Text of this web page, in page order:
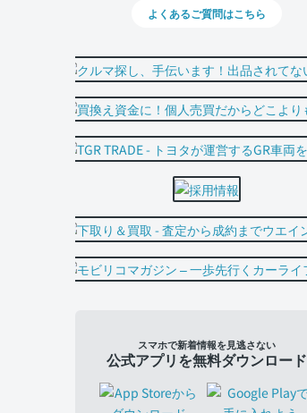
よくあるご質問はこちら
スマホで新着情報を見逃さない
公式アプリを無料ダウンロード